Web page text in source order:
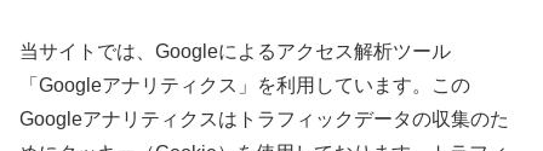
当サイトでは、Googleによるアクセス解析ツール
「Googleアナリティクス」を利用しています。この
Googleアナリティクスはトラフィックデータの収集のた